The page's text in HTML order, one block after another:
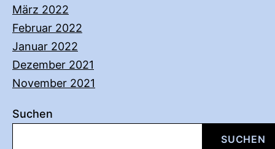
März 2022
Februar 2022
Januar 2022
Dezember 2021
November 2021
Suchen
SUCHEN